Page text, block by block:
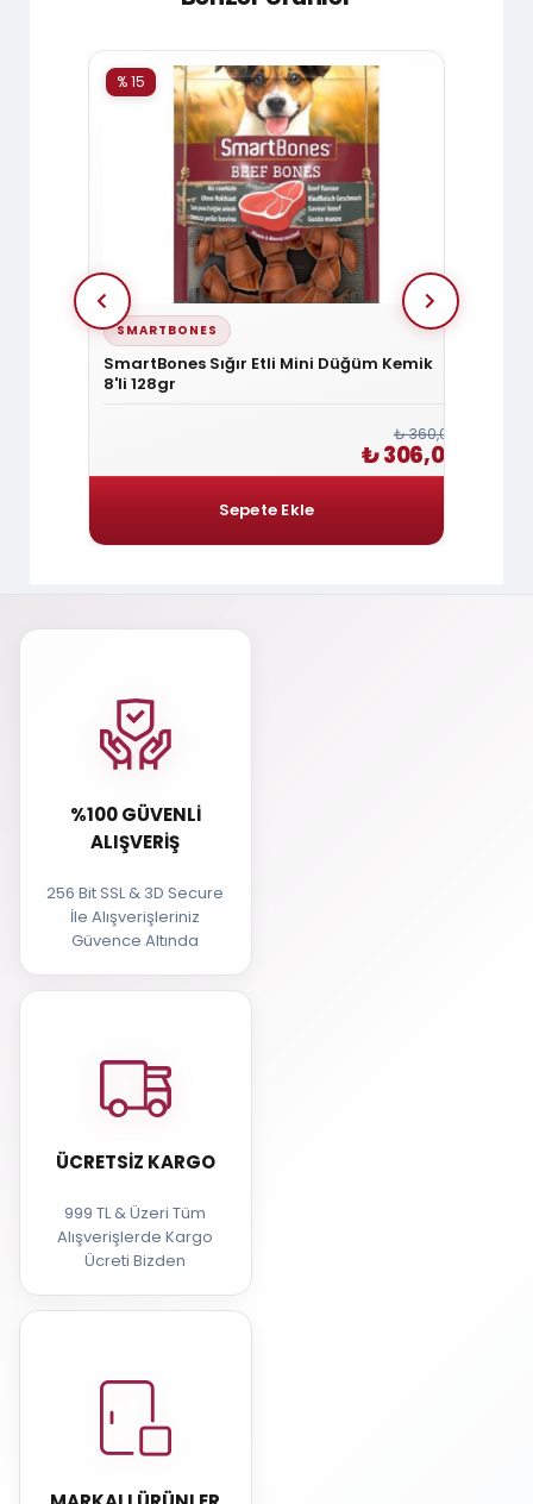
SMARTBONES
SmartBones Sığır Etli Mini Düğüm Kemik
8'li 128gr
% 15
₺ 360,00
₺ 306,00
%100 GÜVENLI
ALIŞVERIŞ
256 Bit SSL & 3D Secure
İle Alışverişleriniz
Güvence Altında
ÜCRETSIZ KARGO
999 TL & Üzeri Tüm
Alışverişlerde Kargo
Ücreti Bizden